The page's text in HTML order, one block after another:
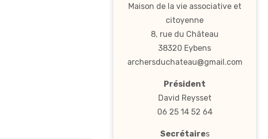
Maison de la vie associative et
citoyenne
8, rue du Château
38320 Eybens
archersduchateau@gmail.com
Président
David Reysset
06 25 14 52 64
Secrétaires